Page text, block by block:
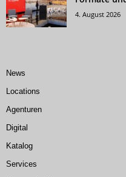
4. August 2026
News
Locations
Agenturen
Digital
Katalog
Services